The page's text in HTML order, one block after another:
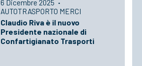
6 Dicembre 2025 ·
AUTOTRASPORTO MERCI
Claudio Riva è il nuovo
Presidente nazionale di
Confartigianato Trasporti